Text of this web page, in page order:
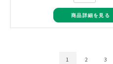
商品詳細を見る
1 2 3